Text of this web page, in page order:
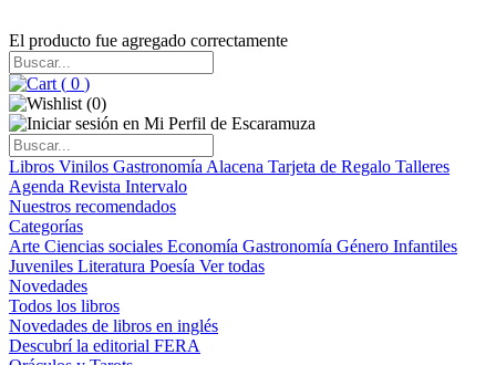
El producto fue agregado correctamente
( 0 )
(0)
Libros Vinilos Gastronomía Alacena Tarjeta de Regalo Talleres
Agenda Revista Intervalo
Nuestros recomendados
Categorías
Arte Ciencias sociales Economía Gastronomía Género Infantiles
Juveniles Literatura Poesía Ver todas
Novedades
Todos los libros
Novedades de libros en inglés
Descubrí la editorial FERA